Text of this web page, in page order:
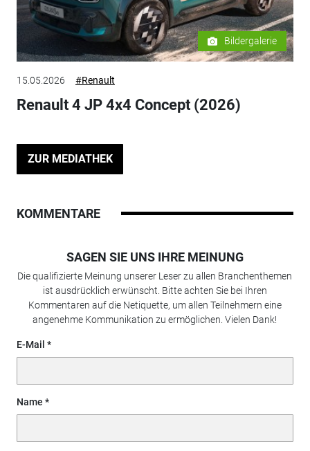
Bildergalerie
15.05.2026 #Renault
Renault 4 JP 4x4 Concept (2026)
ZUR MEDIATHEK
KOMMENTARE
SAGEN SIE UNS IHRE MEINUNG
Die qualifizierte Meinung unserer Leser zu allen Branchenthemen
ist ausdrücklich erwünscht. Bitte achten Sie bei Ihren
Kommentaren auf die Netiquette, um allen Teilnehmern eine
angenehme Kommunikation zu ermöglichen. Vielen Dank!
E-Mail
Name